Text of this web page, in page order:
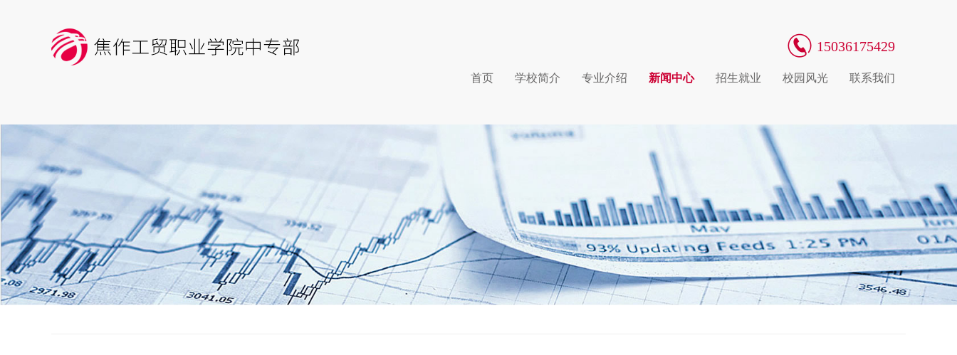
15036175429
首页 学校简介 专业介绍 新闻中心 招生就业 校园风光 联系我们